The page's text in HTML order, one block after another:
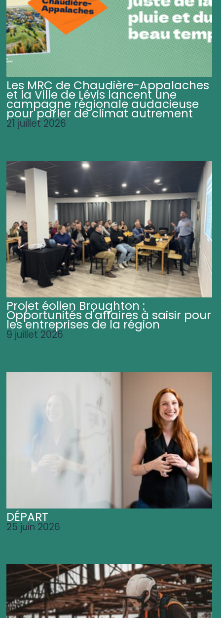
Les MRC de Chaudière-Appalaches
et la Ville de Lévis lancent une
campagne régionale audacieuse
pour parler de climat autrement
21 juillet 2026
Projet éolien Broughton :
Opportunités d'affaires à saisir pour
les entreprises de la région
9 juillet 2026
DÉPART
25 juin 2026